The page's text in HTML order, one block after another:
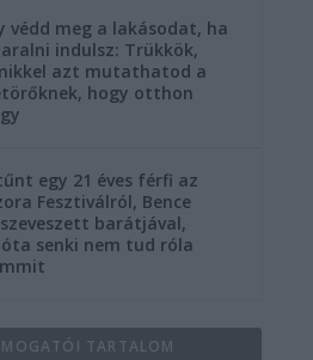
védd meg a lakásodat, ha
indulsz: Trükkök,
azt mutathatod a
hogy otthon
egy 21 éves férfi az
Fesztiválról, Bence
barátjával,
senki nem tud róla
TARTALOM